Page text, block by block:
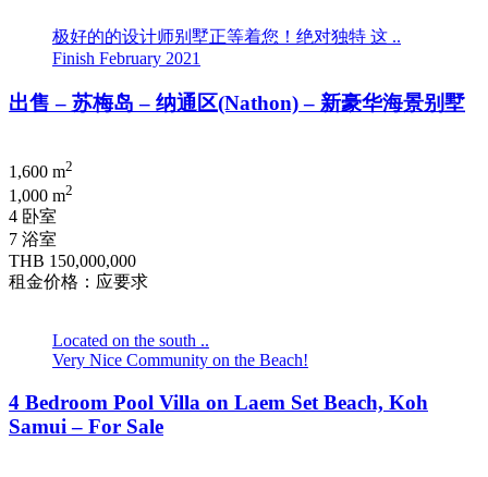
极好的的设计师别墅正等着您！绝对独特 这 ..
Finish February 2021
出售 – 苏梅岛 – 纳通区(Nathon) – 新豪华海景别墅
1,600 m2
1,000 m2
4 卧室
7 浴室
THB 150,000,000
租金价格：应要求
Located on the south ..
Very Nice Community on the Beach!
4 Bedroom Pool Villa on Laem Set Beach, Koh
Samui – For Sale